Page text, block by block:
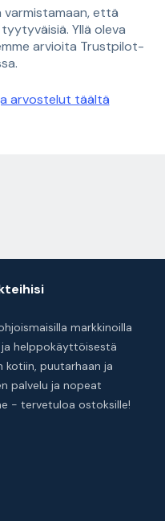
varmistamaan, että
Yllä oleva
arvioita Trustpilot-
arvostelut täältä
markkinoilla
helppokäyttöisestä
kotiin, puutarhaan ja
palvelu ja nopeat
- tervetuloa ostoksille!